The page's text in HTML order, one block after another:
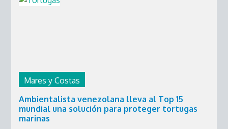
Mares y Costas
Ambientalista venezolana lleva al Top 15
mundial una solución para proteger tortugas
marinas